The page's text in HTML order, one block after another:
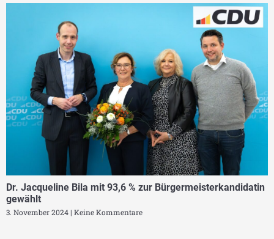
Dr. Jacqueline Bila mit 93,6 % zur Bürgermeisterkandidatin
gewählt
3. November 2024 Keine Kommentare